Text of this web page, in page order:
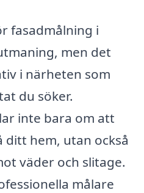
fasadmålning i
men det
i närheten som
du söker.
inte bara om att
hem, utan också
väder och slitage.
målare